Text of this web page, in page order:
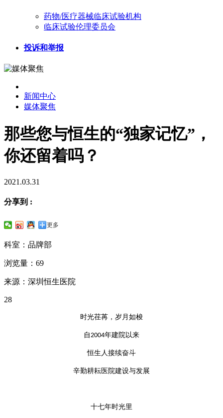
药物/医疗器械临床试验机构
临床试验伦理委员会
投诉和举报
新闻中心
媒体聚焦
那些您与恒生的“独家记忆”，
你还留着吗？
2021.03.31
分享到 :
更多
科室：品牌部
浏览量：69
来源：深圳恒生医院
28
时光荏苒，岁月如梭
自2004年建院以来
恒生人接续奋斗
辛勤耕耘医院建设与发展
十七年时光里